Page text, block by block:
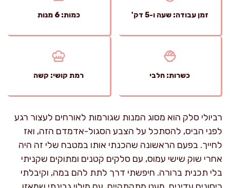
זמן עבודה: שעה ו-5 דק' כמות: 6 מנות
כשרות: חלבי רמת קושי: קשה
רביולי סלק הוא מסוג המנות שגורמות לאורחים לעצור רגע
לפני הביס, להסתכל על הצבע הסגול-אדמדם הזה, ואז
לחייך. בפעם הראשונה שהכנתי אותו במטבח שלי זה היה
אחרי שוק שישי עמוס, עם סלקים קטנים ומתוקים שקניתי
בלי תכנית ברורה. חיפשתי דרך לתת להם במה, וקיבלתי